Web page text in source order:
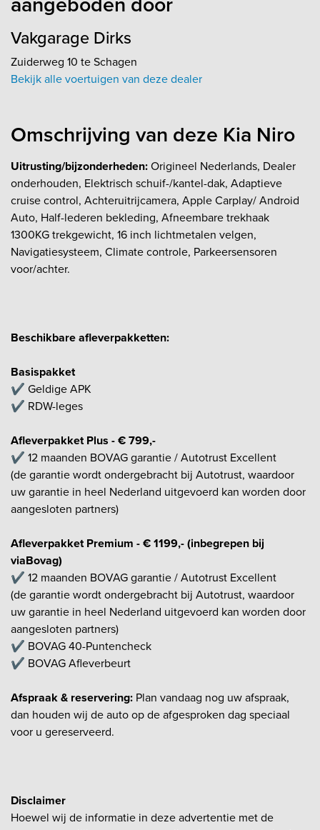
Vakgarage Dirks
Zuiderweg 10 te Schagen
Bekijk alle voertuigen van deze dealer
Omschrijving van deze Kia Niro
Uitrusting/bijzonderheden:Origineel Nederlands, Dealer
onderhouden, Elektrisch schuif-/kantel-dak, Adaptieve
cruise control, Achteruitrijcamera, Apple Carplay/ Android
Auto, Half-lederen bekleding, Afneembare trekhaak
1300KG trekgewicht, 16 inch lichtmetalen velgen,
Navigatiesysteem, Climate controle, Parkeersensoren
voor/achter.
Beschikbare afleverpakketten:
Basispakket
✔️ Geldige APK
✔️ RDW-leges
Afleverpakket Plus - € 799,-
✔️ 12 maanden BOVAG garantie / Autotrust Excellent
(de garantie wordt ondergebracht bij Autotrust, waardoor
uw garantie in heel Nederland uitgevoerd kan worden door
aangesloten partners)
Afleverpakket Premium - € 1199,- (inbegrepen bij
viaBovag)
✔️ 12 maanden BOVAG garantie / Autotrust Excellent
(de garantie wordt ondergebracht bij Autotrust, waardoor
uw garantie in heel Nederland uitgevoerd kan worden door
aangesloten partners)
✔️ BOVAG 40-Puntencheck
✔️ BOVAG Afleverbeurt
Afspraak & reservering: Plan vandaag nog uw afspraak,
dan houden wij de auto op de afgesproken dag speciaal
voor u gereserveerd.
Disclaimer
Hoewel wij de informatie in deze advertentie met de